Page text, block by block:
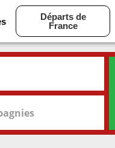
Départs de
France